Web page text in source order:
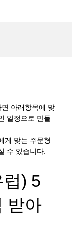
아래항목에 맞
일정으로 만들
게 맞는 주문형
수 있습니다.
) 5
받아